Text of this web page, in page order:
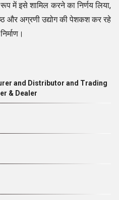
में इसे शामिल करने का निर्णय लिया,
और अग्रणी उद्योग की पेशकश कर रहे
and Distributor and Trading
& Dealer